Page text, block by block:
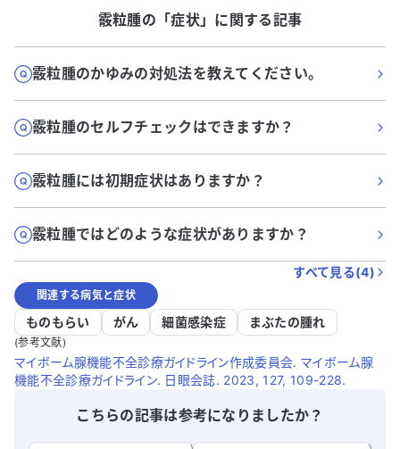
霰粒腫の「症状」に関する記事
霰粒腫のかゆみの対処法を教えてください。
霰粒腫のセルフチェックはできますか？
霰粒腫には初期症状はありますか？
霰粒腫ではどのような症状がありますか？
すべて見る(4)
関連する病気と症状
ものもらい がん 細菌感染症 まぶたの腫れ
(参考文献)
マイボーム腺機能不全診療ガイドライン作成委員会. マイボーム腺
機能不全診療ガイドライン. 日眼会誌. 2023, 127, 109-228.
こちらの記事は参考になりましたか？